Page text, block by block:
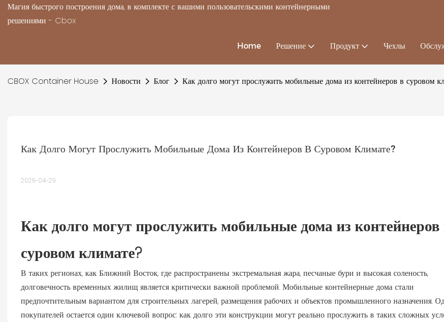
Магия быстрого построения дома, в комплекте с вашими пользовательскими контейнерными
решениями - Cbox
Home Решение Продукт Чехлы
CBOX Container House Новости Блог Как долго могут прослужить мобильные дома из контейнеров в суровом
Как Долго Могут Прослужить Мобильные Дома Из Контейнеров В Суровом Климате?
2026-04-29
Как долго могут прослужить мобильные дома из контейнеров
суровом климате?
В таких регионах, как Ближний Восток, где распространены экстремальная жара, песчаные бури и высокая соленость,
долговечность временных жилищ является критически важной проблемой. Мобильные контейнерные дома стали
предпочтительным вариантом для строительных лагерей, размещения рабочих и объектов промышленного назначения.
покупателей остается один ключевой вопрос: как долго эти конструкции могут реально прослужить в таких сложных